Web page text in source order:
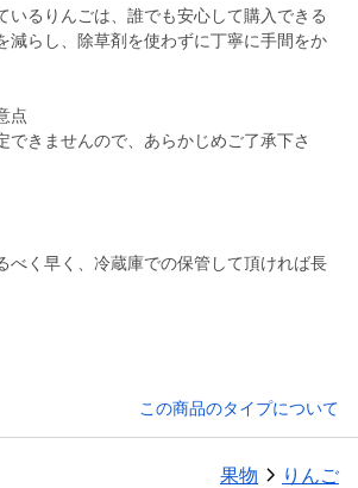
いるりんごは、誰でも安心して購入できる
減らし、除草剤を使わずに丁寧に手間をか
点
できませんので、あらかじめご了承下さ
べく早く、冷蔵庫での保管して頂ければ長
この商品のタイプについて
果物 りんご